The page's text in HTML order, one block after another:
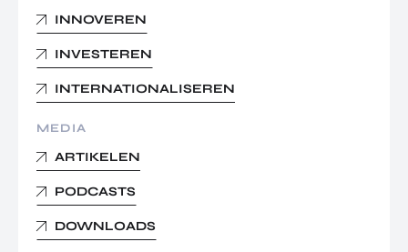
INNOVEREN
INVESTEREN
INTERNATIONALISEREN
MEDIA
ARTIKELEN
PODCASTS
DOWNLOADS